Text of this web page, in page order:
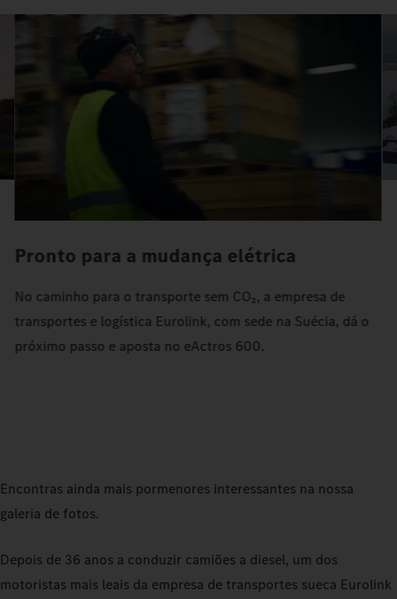
Pronto para a mudança elétrica
No caminho para o transporte sem CO₂, a empresa de
transportes e logística Eurolink, com sede na Suécia, dá o
próximo passo e aposta no eActros 600.
Encontras ainda mais pormenores interessantes na nossa
galeria de fotos.
Depois de 36 anos a conduzir camiões a diesel, um dos
motoristas mais leais da empresa de transportes sueca Eurolink